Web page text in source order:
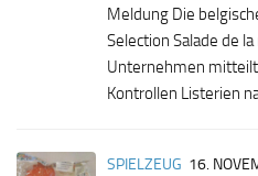
Meldung Die
Selection Salade de
Unternehmen
Kontrollen Listerien
SPIELZEUG 16.